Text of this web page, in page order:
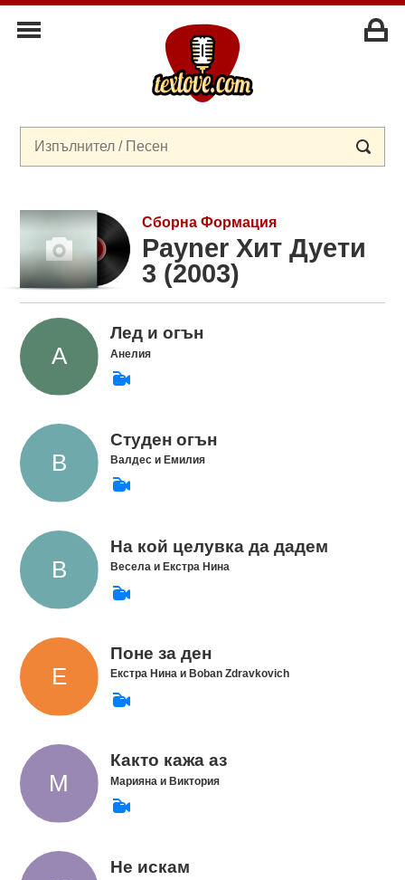
Сборна Формация
Payner Хит Дуети
3 (2003)
Лед и огън
Анелия
Студен огън
Валдес и Емилия
На кой целувка да дадем
Весела и Екстра Нина
Поне за ден
Екстра Нина и Boban Zdravkovich
Както кажа аз
Марияна и Виктория
Не искам